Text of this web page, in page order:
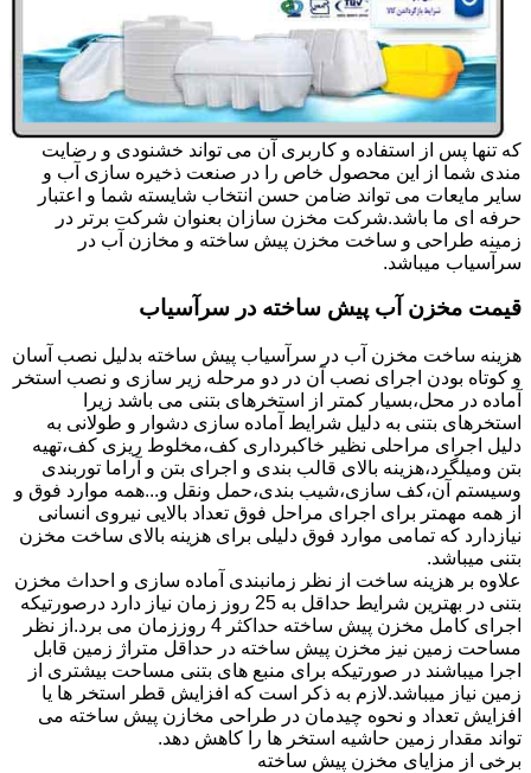
که تنها پس از استفاده و کاربری آن می تواند خشنودی و رضایت
مندی شما از این محصول خاص را در صنعت ذخیره سازی آب و
سایر مایعات می تواند ضامن حسن انتخاب شایسته شما و اعتبار
حرفه ای ما باشد.شرکت مخزن سازان بعنوان شرکت برتر در
زمینه طراحی و ساخت مخزن پیش ساخته و مخازن آب در
سرآسیاب میباشد.
قیمت مخزن آب پیش ساخته در سرآسیاب
هزینه ساخت مخزن آب در سرآسیاب پیش ساخته بدلیل نصب آسان
و کوتاه بودن اجرای نصب آن در دو مرحله زیر سازی و نصب استخر
آماده در محل،بسیار کمتر از استخرهای بتنی می باشد زیرا
استخرهای بتنی به دلیل شرایط آماده سازی دشوار و طولانی به
دلیل اجرای مراحلی نظیر خاکبرداری کف،مخلوط ریزی کف،تهیه
بتن ومیلگرد،هزینه بالای قالب بندی و اجرای بتن و آراما توربندی
وسیستم آن،کف سازی،شیب بندی،حمل ونقل و...همه موارد فوق و
از همه مهمتر برای اجرای مراحل فوق تعداد بالایی نیروی انسانی
نیازدارد که تمامی موارد فوق دلیلی برای هزینه بالای ساخت مخزن
بتنی میباشد.
علاوه بر هزینه ساخت از نظر زمانبندی آماده سازی و احداث مخزن
بتنی در بهترین شرایط حداقل به 25 روز زمان نیاز دارد درصورتیکه
اجرای کامل مخزن پیش ساخته حداکثر 4 روززمان می برد.از نظر
مساحت زمین نیز مخزن پیش ساخته در حداقل متراژ زمین قابل
اجرا میباشند در صورتیکه برای منبع های بتنی مساحت بیشتری از
زمین نیاز میباشد.لازم به ذکر است که افزایش قطر استخر ها یا
افزایش تعداد و نحوه چیدمان در طراحی مخازن پیش ساخته می
تواند مقدار زمین حاشیه استخر ها را کاهش دهد.
برخی از مزایای مخزن پیش ساخته